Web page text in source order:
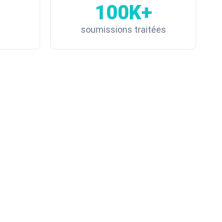
100K+
soumissions traitées